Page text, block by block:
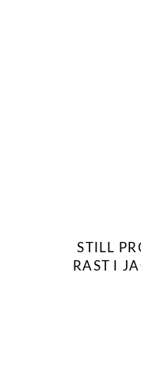
STILL
RAST I